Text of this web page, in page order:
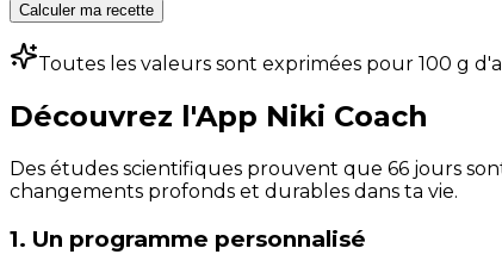
Calculer ma recette
Toutes les valeurs sont exprimées pour 100 g
Découvrez l'App Niki Coach
Des études scientifiques prouvent que 66 jours
changements profonds et durables dans ta vie.
1. Un programme personnalisé